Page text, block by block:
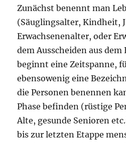
Zunächst benennt man
(Säuglingsalter, Kindheit,
Erwachsenenalter, oder
dem Ausscheiden aus dem
beginnt eine Zeitspanne,
ebensowenig eine
die Personen benennen
Phase befinden (rüstige
Alte, gesunde Senioren
bis zur letzten Etappe